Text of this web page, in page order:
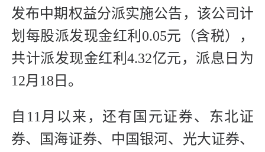
发布中期权益分派实施公告，该公司计
划每股派发现金红利0.05元（含税），
共计派发现金红利4.32亿元，派息日为
12月18日。
自11月以来，还有国元证券、东北证
券、国海证券、中国银河、光大证券、